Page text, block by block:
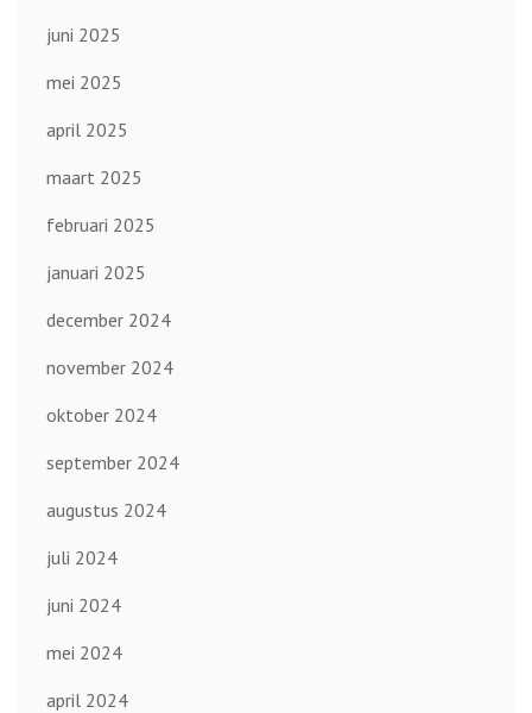
juni 2025
mei 2025
april 2025
maart 2025
februari 2025
januari 2025
december 2024
november 2024
oktober 2024
september 2024
augustus 2024
juli 2024
juni 2024
mei 2024
april 2024